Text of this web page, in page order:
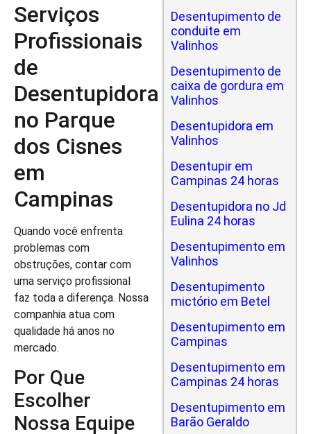
Serviços
Profissionais
de
Desentupidora
no Parque
dos Cisnes
em
Campinas
Quando você enfrenta
problemas com
obstruções, contar com
uma serviço profissional
faz toda a diferença. Nossa
companhia atua com
qualidade há anos no
mercado.
Por Que
Escolher
Nossa Equipe
Desentupimento de
conduite em
Valinhos
Desentupimento de
caixa de gordura em
Valinhos
Desentupidora em
Valinhos
Desentupir em
Campinas 24 horas
Desentupidora no Jd
Eulina 24 horas
Desentupimento em
Valinhos
Desentupimento
mictório em Betel
Desentupimento em
Campinas
Desentupimento em
Campinas 24 horas
Desentupimento em
Barão Geraldo